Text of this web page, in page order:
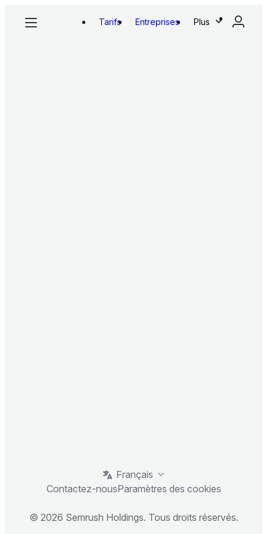
Tarifs Entreprises Plus
Français
Contactez-nousParamètres des cookies
© 2026 Semrush Holdings. Tous droits réservés.